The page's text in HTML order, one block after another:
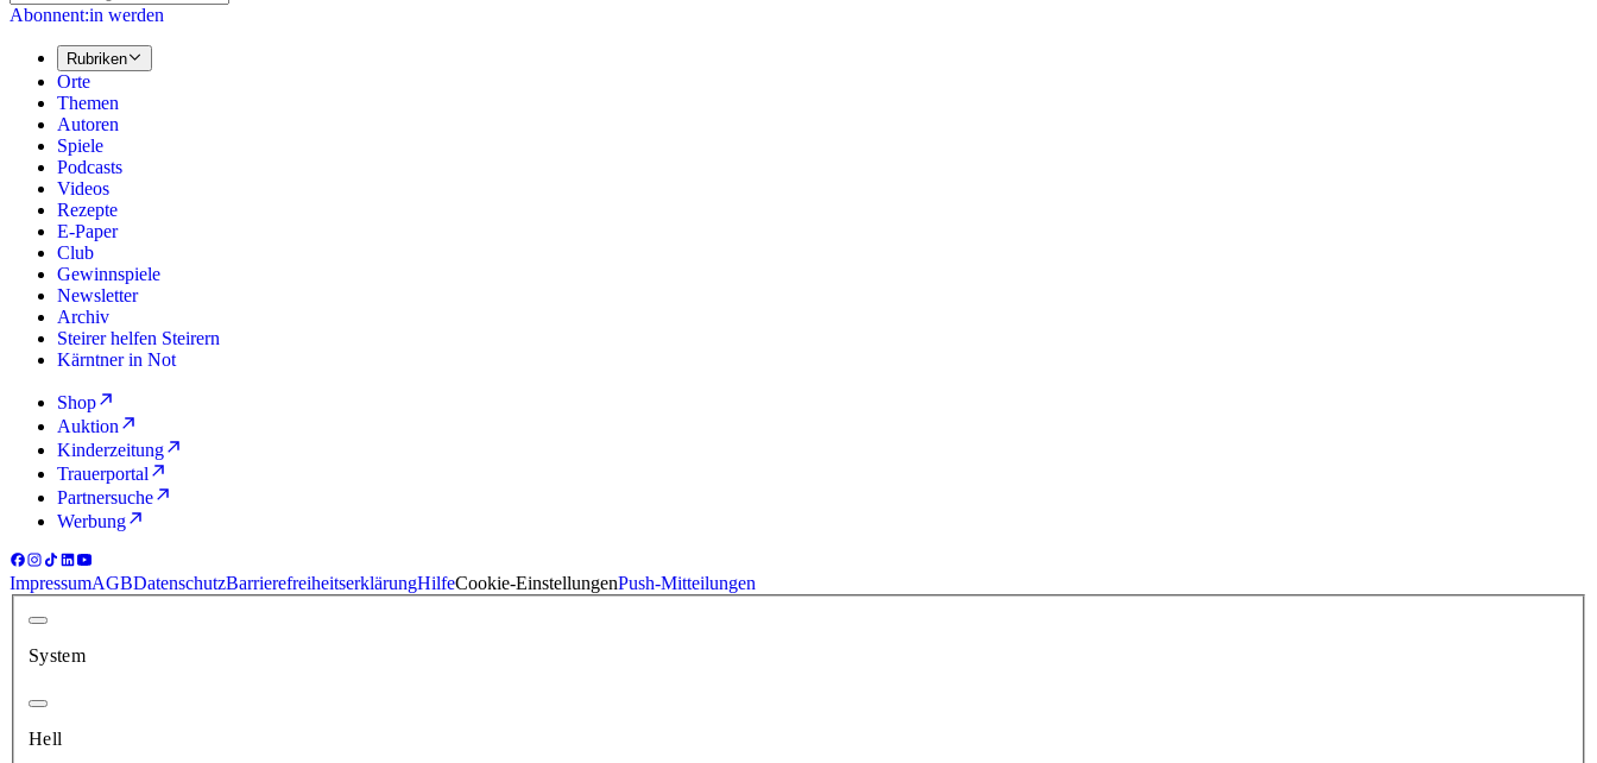
Abonnent:in werden
Rubriken
Orte
Themen
Autoren
Spiele
Podcasts
Videos
Rezepte
E-Paper
Club
Gewinnspiele
Newsletter
Archiv
Steirer helfen Steirern
Kärntner in Not
Shop
Auktion
Kinderzeitung
Trauerportal
Partnersuche
Werbung
ImpressumAGBDatenschutzBarrierefreiheitserklärungHilfeCookie-EinstellungenPush-Mitteilungen
System
Hell